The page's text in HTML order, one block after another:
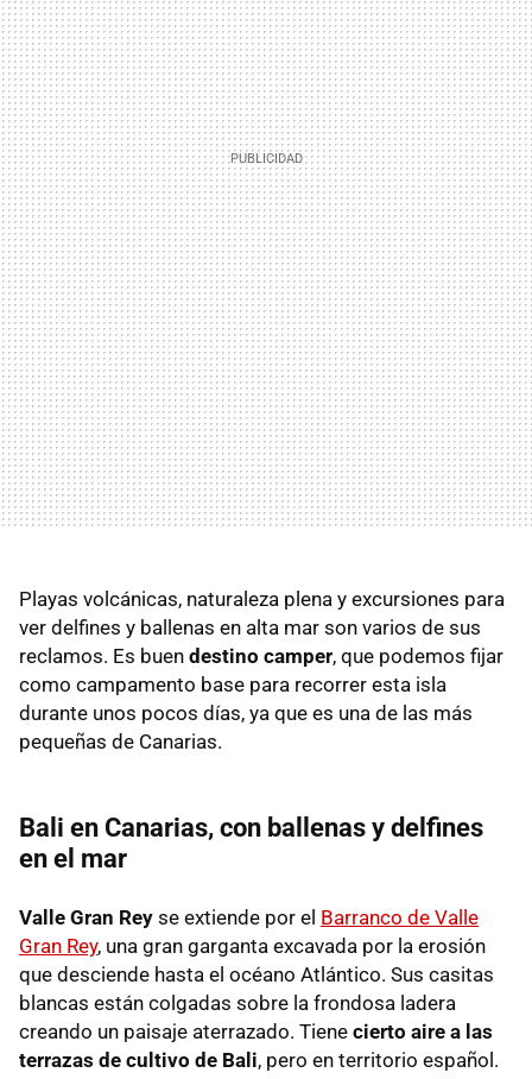
Playas volcánicas, naturaleza plena y excursiones para
ver delfines y ballenas en alta mar son varios de sus
reclamos. Es buen destino camper, que podemos fijar
como campamento base para recorrer esta isla
durante unos pocos días, ya que es una de las más
pequeñas de Canarias.
Bali en Canarias, con ballenas y delfines
en el mar
Valle Gran Rey se extiende por el Barranco de Valle
Gran Rey, una gran garganta excavada por la erosión
que desciende hasta el océano Atlántico. Sus casitas
blancas están colgadas sobre la frondosa ladera
creando un paisaje aterrazado. Tiene cierto aire a las
terrazas de cultivo de Bali, pero en territorio español.